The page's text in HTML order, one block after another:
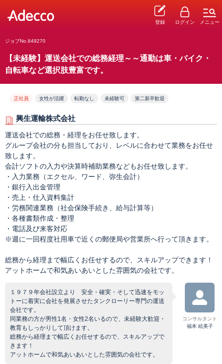
登録 ログイン メニュー
ジョブNo.849270
【未経験】運送会社での総務経理～～通勤は車・バイク・
自転車など選択肢豊富です。
正社員 女性が活躍 転勤なし 未経験可 第二新卒歓迎
興生運輸株式会社
運送会社での総務・経理をお任せ致します。
グループ会社の分も担当しており、レベルに合わせて業務をお任せ
致します。
会計ソフトの入力や決算時補助業務などもお任せ致します。
・入力業務（エクセル、ワード、弥生会計）
・銀行入出金管理
・売上・仕入資料集計
・労務関連業務（社会保険手続き、給与計算等）
・各種書類作成・整理
・電話及び来客対応
※週に一回程度社用車で近くの郵便局や営業所へ行って頂きます。
総務から経理まで幅広くお任せするので、スキルアップできます！
アットホームで和気あいあいとした雰囲気の会社です。
１９７９年会社設立より 安全・確実・そして迅速をモッ
トーに着実に会社を発展させたタンクローリー専門の運送
会社です。
同業務の方が男性1名・女性2名いるので、未経験大歓迎・
教育もしっかりして頂けます。
総務から経理まで幅広くお任せするので、スキルアップで
きます！
アットホームで和気あいあいとした雰囲気の会社です。
コンサルタント
福本 絵美子